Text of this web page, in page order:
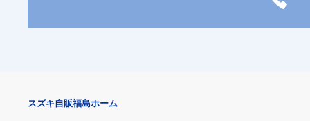
スズキ自販福島ホーム